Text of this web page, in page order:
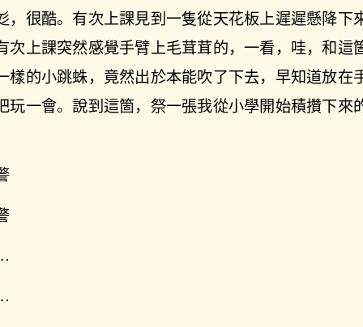
，很酷。有次上課見到一隻從天花板上遲遲懸降下
次上課突然感覺手臂上毛茸茸的，一看，哇，和這
樣的小跳蛛，竟然出於本能吹了下去，早知道放在
玩一會。說到這箇，祭一張我從小學開始積攢下來